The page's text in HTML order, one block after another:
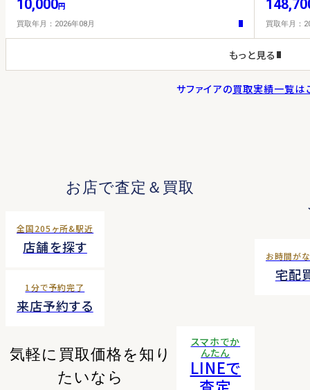
10,000円
買取年月：2026年08月 買取年月：
もっと見る
サファイアの買取実績一覧は
お店で査定＆買取
全国205ヶ所&駅近
店舗を探す
1分で予約完了
来店予約する
お時間が
宅配
気軽に買取価格を知り
たいなら
スマホでか
んたん
LINEで